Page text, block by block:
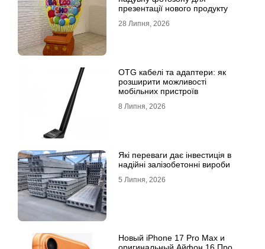
презентації нового продукту
28 Липня, 2026
OTG кабелі та адаптери: як
розширити можливості
мобільних пристроїв
8 Липня, 2026
Які переваги дає інвестиція в
надійні залізобетонні вироби
5 Липня, 2026
Новый iPhone 17 Pro Max и